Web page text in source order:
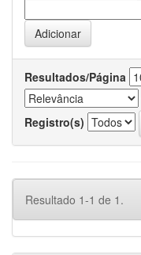
Resultados/Página
Registro(s)
Resultado 1-1 de 1.